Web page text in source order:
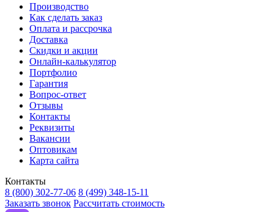
Производство
Как сделать заказ
Оплата и рассрочка
Доставка
Скидки и акции
Онлайн-калькулятор
Портфолио
Гарантия
Вопрос-ответ
Отзывы
Контакты
Реквизиты
Вакансии
Оптовикам
Карта сайта
Контакты
8 (800) 302-77-06 8 (499) 348-15-11
Заказать звонок Рассчитать стоимость